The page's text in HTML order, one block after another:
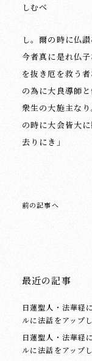
しむべ
し。爾の時に仏
今者真に是れ仏
を抜き厄を救う
の為に大良導師
衆生の大施主な
の時に大会皆大
去りにき」
前の記事へ
最近の記事
日蓮聖人・法華
ルに法話をアップ
日蓮聖人・法華
ルに法話をアップ